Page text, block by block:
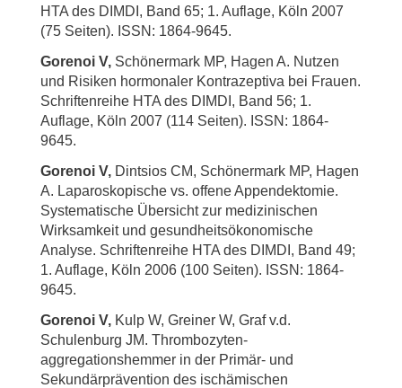
HTA des DIMDI, Band 65; 1. Auflage, Köln 2007
(75 Seiten). ISSN: 1864-9645.
Gorenoi V, Schönermark MP, Hagen A. Nutzen
und Risiken hormonaler Kontrazeptiva bei Frauen.
Schriftenreihe HTA des DIMDI, Band 56; 1.
Auflage, Köln 2007 (114 Seiten). ISSN: 1864-
9645.
Gorenoi V, Dintsios CM, Schönermark MP, Hagen
A. Laparoskopische vs. offene Appendektomie.
Systematische Übersicht zur medizinischen
Wirksamkeit und gesundheitsökonomische
Analyse. Schriftenreihe HTA des DIMDI, Band 49;
1. Auflage, Köln 2006 (100 Seiten). ISSN: 1864-
9645.
Gorenoi V, Kulp W, Greiner W, Graf v.d.
Schulenburg JM. Thrombozyten-
aggregationshemmer in der Primär- und
Sekundärprävention des ischämischen